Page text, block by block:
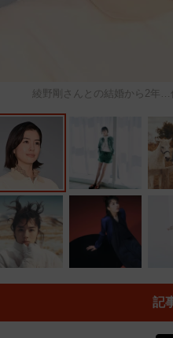
綾野剛さんとの結婚から2年…
記